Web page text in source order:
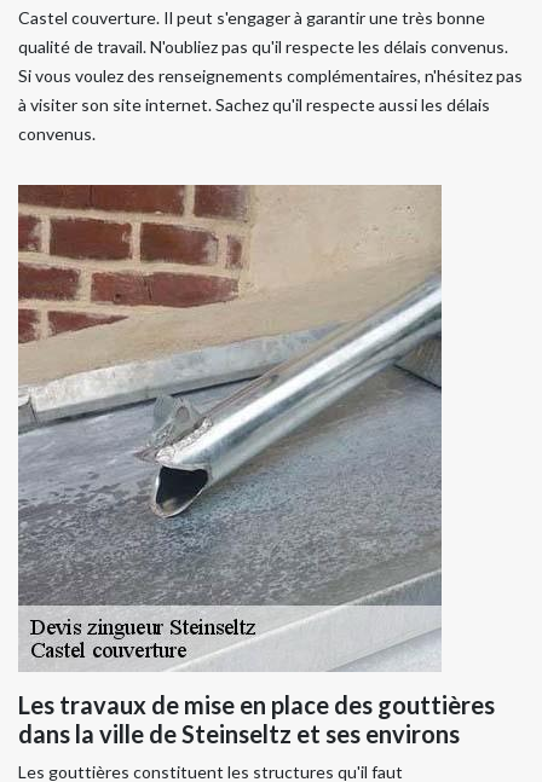
Castel couverture. Il peut s'engager à garantir une très bonne
qualité de travail. N'oubliez pas qu'il respecte les délais convenus.
Si vous voulez des renseignements complémentaires, n'hésitez pas
à visiter son site internet. Sachez qu'il respecte aussi les délais
convenus.
Les travaux de mise en place des gouttières
dans la ville de Steinseltz et ses environs
Les gouttières constituent les structures qu'il faut